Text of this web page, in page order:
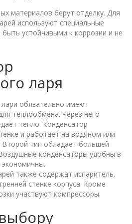
материалов берут отделку. Для
используют специальные
устойчивыми к коррозии и не
ларя
обязательно имеют
теплообмена. Через него
тепло. Конденсатор
и работает на водяном или
тип обладает большей
конденсаторы удобны в
экономичны.
также содержат испаритель.
стенке корпуса. Кроме
участвуют компрессоры.